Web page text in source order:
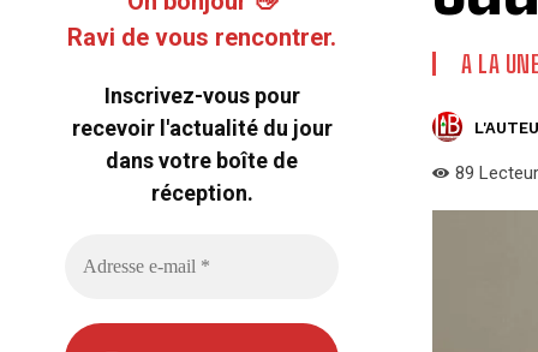
Ravi de vous rencontrer.
Inscrivez-vous pour
recevoir l'actualité du jour
dans votre boîte de
réception.
A LA
89